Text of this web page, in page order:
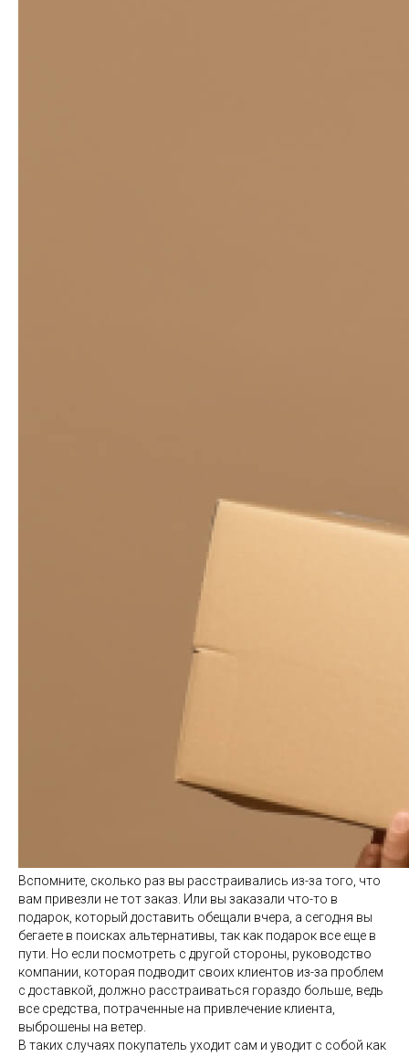
Вспомните, сколько раз вы расстраивались из-за того, что
вам привезли не тот заказ. Или вы заказали что-то в
подарок, который доставить обещали вчера, а сегодня вы
бегаете в поисках альтернативы, так как подарок все еще в
пути. Но если посмотреть с другой стороны, руководство
компании, которая подводит своих клиентов из-за проблем
с доставкой, должно расстраиваться гораздо больше, ведь
все средства, потраченные на привлечение клиента,
выброшены на ветер.
В таких случаях покупатель уходит сам и уводит с собой как